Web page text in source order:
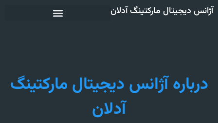
آژانس دیجیتال مارکتینگ آدلان
درباره آژانس دیجیتال مارکتینگ
آدلان